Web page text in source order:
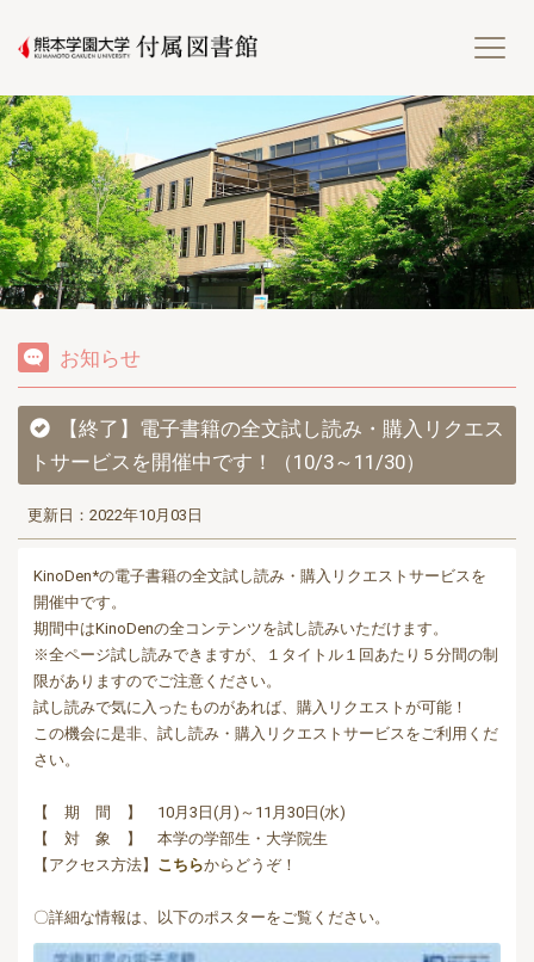
熊
お知らせ
【終了】電子書籍の全文試し読み・購入リクエス
トサービスを開催中です！（10/3～11/30）
更新日：2022年10月03日
KinoDen*の電子書籍の全文試し読み・購入リクエストサービスを
開催中です。
期間中はKinoDenの全コンテンツを試し読みいただけます。
※全ページ試し読みできますが、１タイトル１回あたり５分間の制
限がありますのでご注意ください。
試し読みで気に入ったものがあれば、購入リクエストが可能！
この機会に是非、試し読み・購入リクエストサービスをご利用くだ
さい。
【 期 間 】 10月3日(月)～11月30日(水)
【 対 象 】 本学の学部生・大学院生
【アクセス方法】 こちらからどうぞ！
〇詳細な情報は、以下のポスターをご覧ください。